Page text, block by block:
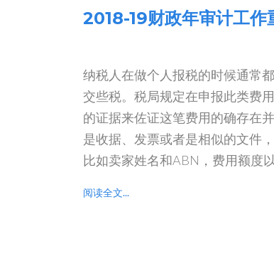
2018-19财政年审计工作
纳税人在做个人报税的时候通常
交些税。税局规定在申报此类费
的证据来佐证这笔费用的确存在
是收据、发票或者是相似的文件
比如卖家姓名和ABN，费用额度
阅读全文...